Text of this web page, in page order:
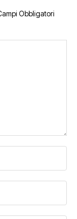
Obbligatori